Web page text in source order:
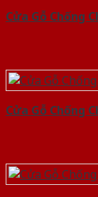
Cửa Gỗ Chống
Cửa Gỗ Chống